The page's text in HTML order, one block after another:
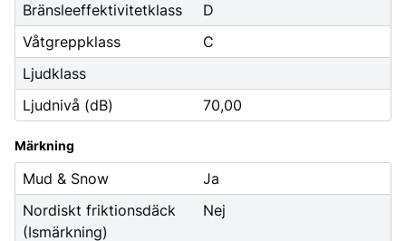
Bränsleeffektivitetklass
D
Våtgreppklass
C
Ljudklass
Ljudnivå (dB)
70,00
Märkning
Mud & Snow
Ja
Nordiskt friktionsdäck
(Ismärkning)
Nej